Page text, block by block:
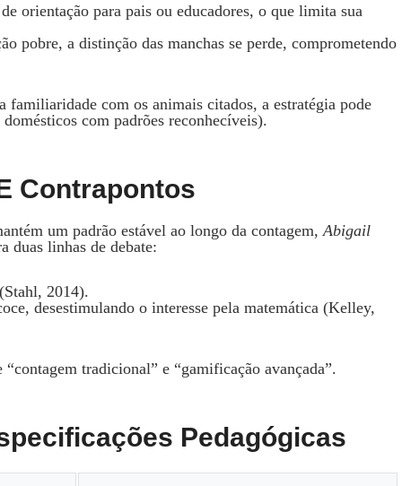
orientação para pais ou educadores, o que limita sua
pobre, a distinção das manchas se perde, comprometendo
com os animais citados, a estratégia pode
com padrões reconhecíveis).
Contrapontos
um padrão estável ao longo da contagem, Abigail
duas linhas de debate:
2014).
desestimulando o interesse pela matemática (Kelley,
tradicional” e “gamificação avançada”.
Pedagógicas